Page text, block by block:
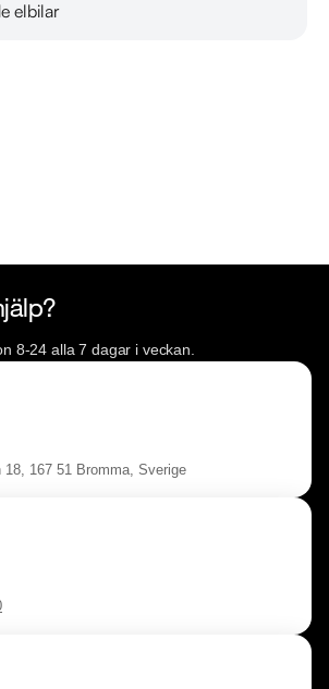
elbilar
8-24 alla 7 dagar i veckan.
167 51 Bromma, Sverige